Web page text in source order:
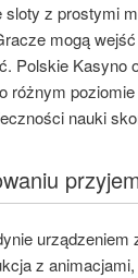
sloty z prostymi
mogą
Polskie Kasyno
różnym
nauki
z